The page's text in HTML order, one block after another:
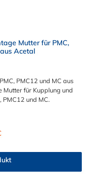
Mutter für PMC,
Acetal
PMC12 und MC aus
für Kupplung und
PMC12 und MC.
Preis: